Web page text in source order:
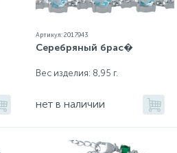
Артикул: 2017943
Серебряный брас�
Вес изделия: 8,95 г.
нет в наличии